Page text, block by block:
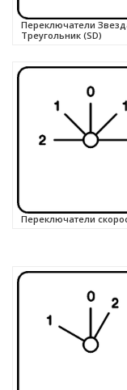
Переключатели
Треугольник (SD)
Переключатели